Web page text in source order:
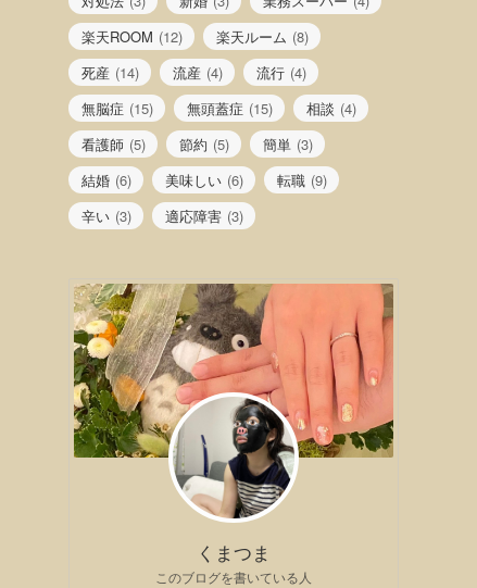
楽天ROOM (12) 楽天ルーム (8)
死産 (14) 流産 (4) 流行 (4)
無脳症 (15) 無頭蓋症 (15) 相談 (4)
看護師 (5) 節約 (5) 簡単 (3)
結婚 (6) 美味しい (6) 転職 (9)
辛い (3) 適応障害 (3)
くまつま
このブログを書いている人